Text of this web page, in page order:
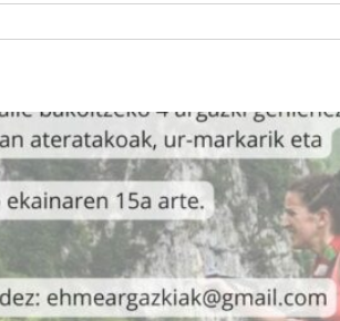
FOTOGRÁFICO